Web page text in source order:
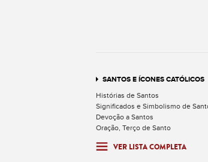
SANTOS E ÍCONES CATÓLICOS
Histórias de Santos
Significados e Simbolismo de
Devoção a Santos
Oração, Terço de Santo
VER LISTA COMPLETA